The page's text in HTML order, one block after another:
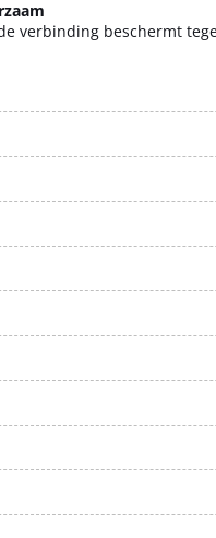
verbinding beschermt